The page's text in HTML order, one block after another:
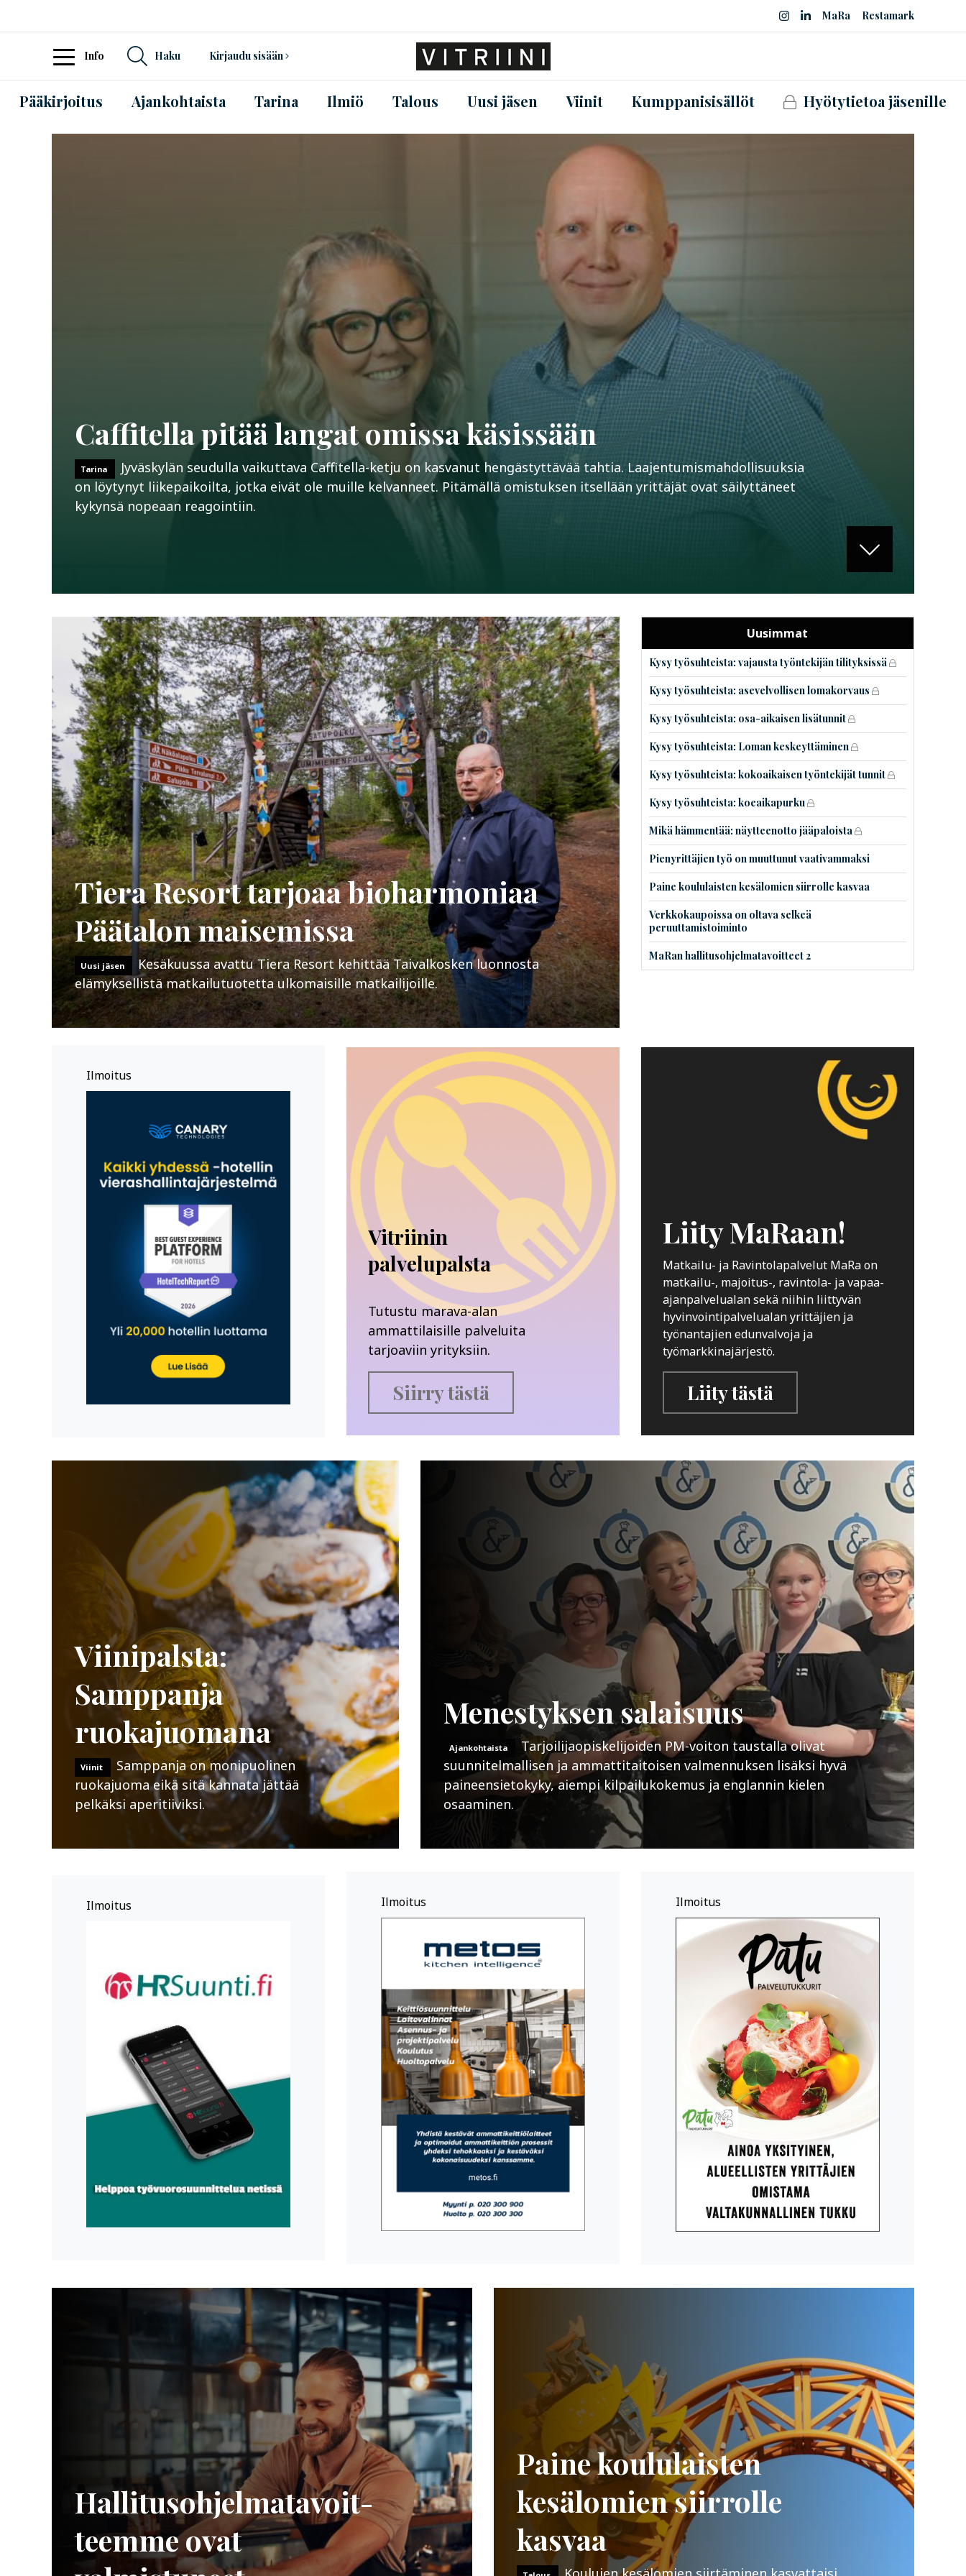
MaRa Restamark
Info Haku Kirjaudu sisään
Pääkirjoitus Ajankohtaista Tarina Ilmiö Talous Uusi jäsen Viinit Kumppanisisällöt Hyötytietoa jäsenille
Caffitella pitää langat omissa käsissään
Tarina
Jyväskylän seudulla vaikuttava Caffitella-ketju on kasvanut hengästyttävää tahtia. Laajentumismahdollisuuksia
on löytynyt liikepaikoilta, jotka eivät ole muille kelvanneet. Pitämällä omistuksen itsellään yrittäjät ovat säilyttäneet
kykynsä nopeaan reagointiin.
Tiera Resort tarjoaa bioharmoniaa
Päätalon maisemissa
Uusi jäsen
Kesäkuussa avattu Tiera Resort kehittää Taivalkosken luonnosta
elämyksellistä matkailutuotetta ulkomaisille matkailijoille.
Uusimmat
Kysy työsuhteista: vajausta työntekijän tilityksissä
Kysy työsuhteista: asevelvollisen lomakorvaus
Kysy työsuhteista: osa-aikaisen lisätunnit
Kysy työsuhteista: Loman keskeyttäminen
Kysy työsuhteista: kokoaikaisen työntekijät tunnit
Kysy työsuhteista: koeaikapurku
Mikä hämmentää: näytteenotto jääpaloista
Pienyrittäjien työ on muuttunut vaativammaksi
Paine koululaisten kesälomien siirrolle kasvaa
Verkkokaupoissa on oltava selkeä
peruuttamistoiminto
MaRan hallitusohjelmatavoitteet 2
Ilmoitus
Vitriinin
palvelupalsta
Tutustu marava-alan
ammattilaisille palveluita
tarjoaviin yrityksiin.
Siirry tästä
Liity MaRaan!
Matkailu- ja Ravintolapalvelut MaRa on
matkailu-, majoitus-, ravintola- ja vapaa-
ajanpalvelualan sekä niihin liittyvän
hyvinvointipalvelualan yrittäjien ja
työnantajien edunvalvoja ja
työmarkkinajärjestö.
Liity tästä
Viinipalsta:
Samppanja
ruokajuomana
Viinit
Samppanja on monipuolinen
ruokajuoma eikä sitä kannata jättää
pelkäksi aperitiiviksi.
Menestyksen salaisuus
Ajankohtaista
Tarjoilijaopiskelijoiden PM-voiton taustalla olivat
suunnitelmallisen ja ammattitaitoisen valmennuksen lisäksi hyvä
paineensietokyky, aiempi kilpailukokemus ja englannin kielen
osaaminen.
Ilmoitus Ilmoitus Ilmoitus
Hal­li­tus­oh­jel­ma­ta­voit­
teem­meovat
Paine koululaisten
kesälomien siirrolle
kasvaa